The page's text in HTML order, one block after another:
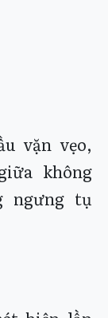
vặn vẹo,
không
ngưng tụ